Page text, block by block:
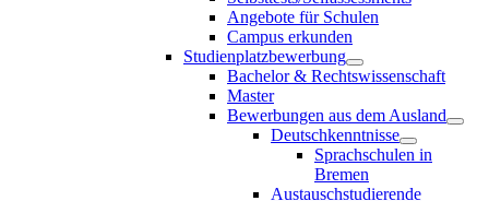
Angebote für Schulen
Campus erkunden
Studienplatzbewerbung
Bachelor & Rechtswissenschaft
Master
Bewerbungen aus dem Ausland
Deutschkenntnisse
Sprachschulen in
Bremen
Austauschstudierende